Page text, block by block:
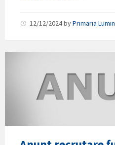
12/12/2024byPrimaria